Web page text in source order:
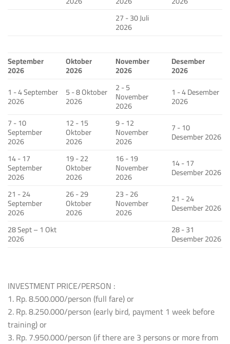
27 - 30 Juli
2026
September
2026
Oktober
2026
November
2026
Desember
2026
1 - 4 September
2026
5 - 8 Oktober
2026
2 - 5
November
2026
1 - 4 Desember
2026
7 - 10
September
2026
12 - 15
Oktober
2026
9 - 12
November
2026
7 - 10
Desember 2026
14 - 17
September
2026
19 - 22
Oktober
2026
16 - 19
November
2026
14 - 17
Desember 2026
21 - 24
September
2026
26 - 29
Oktober
2026
23 - 26
November
2026
21 - 24
Desember 2026
28 Sept – 1 Okt
2026
28 - 31
Desember 2026
INVESTMENT PRICE/PERSON :
1. Rp. 8.500.000/person (full fare) or
2. Rp. 8.250.000/person (early bird, payment 1 week before
training) or
3. Rp. 7.950.000/person (if there are 3 persons or more from